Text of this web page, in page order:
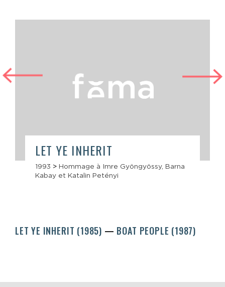
LET YE INHERIT
1993 > Hommage à Imre Gyöngyössy, Barna
Kabay et Katalin Petényi
LET YE INHERIT (1985) BOAT PEOPLE (1987)